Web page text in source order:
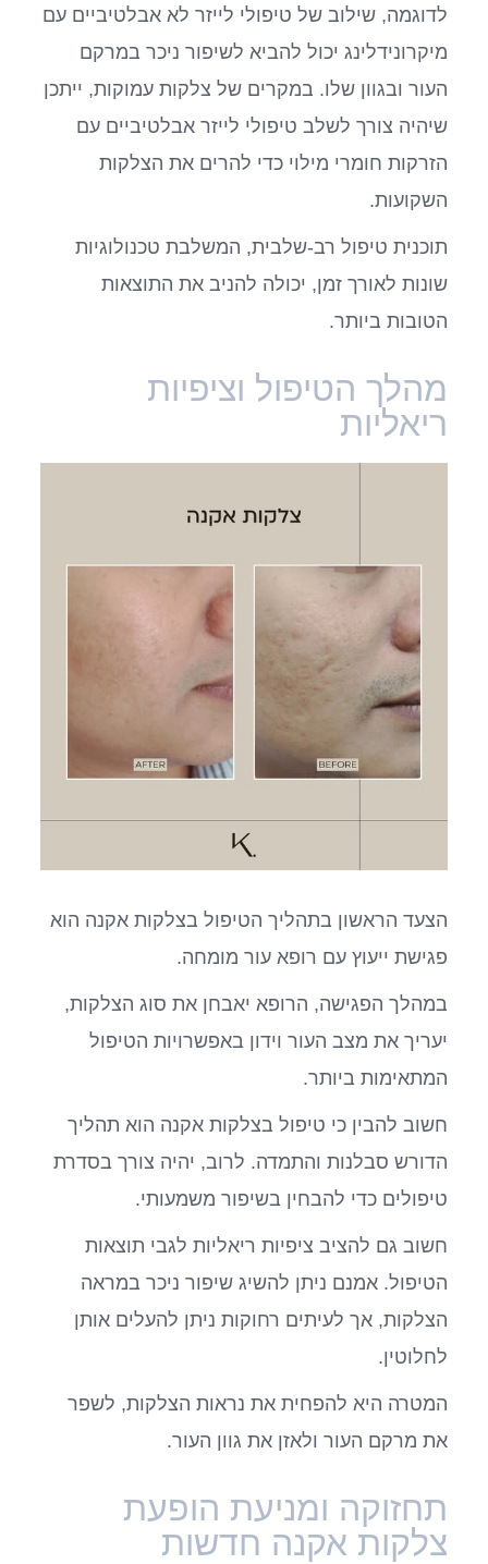
לדוגמה, שילוב של טיפולי לייזר לא אבלטיביים עם
מיקרונידלינג יכול להביא לשיפור ניכר במרקם
העור ובגוון שלו. במקרים של צלקות עמוקות, ייתכן
שיהיה צורך לשלב טיפולי לייזר אבלטיביים עם
הזרקות חומרי מילוי כדי להרים את הצלקות
השקועות.
תוכנית טיפול רב-שלבית, המשלבת טכנולוגיות
שונות לאורך זמן, יכולה להניב את התוצאות
הטובות ביותר.
מהלך הטיפול וציפיות
ריאליות
הצעד הראשון בתהליך הטיפול בצלקות אקנה הוא
פגישת ייעוץ עם רופא עור מומחה.
במהלך הפגישה, הרופא יאבחן את סוג הצלקות,
יעריך את מצב העור וידון באפשרויות הטיפול
המתאימות ביותר.
חשוב להבין כי טיפול בצלקות אקנה הוא תהליך
הדורש סבלנות והתמדה. לרוב, יהיה צורך בסדרת
טיפולים כדי להבחין בשיפור משמעותי.
חשוב גם להציב ציפיות ריאליות לגבי תוצאות
הטיפול. אמנם ניתן להשיג שיפור ניכר במראה
הצלקות, אך לעיתים רחוקות ניתן להעלים אותן
לחלוטין.
המטרה היא להפחית את נראות הצלקות, לשפר
את מרקם העור ולאזן את גוון העור.
תחזוקה ומניעת הופעת
צלקות אקנה חדשות